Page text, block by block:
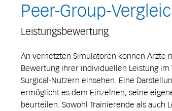
Peer-Group-
Leistungsbewertung
An vernetzten Simulatoren können Ärzte
Bewertung ihrer individuellen Leistung im
Surgical-Nutzern einsehen. Eine
ermöglicht es dem Einzelnen, seine
beurteilen. Sowohl Trainierende als auch